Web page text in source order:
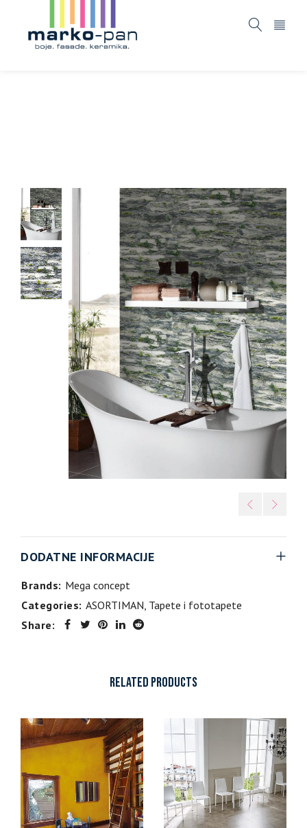
DODATNE INFORMACIJE
Brands: Mega concept
Categories: ASORTIMAN, Tapete i fototapete
Share:
RELATED PRODUCTS